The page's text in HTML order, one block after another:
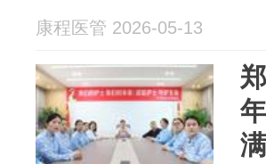
康程医管 2026-05-13